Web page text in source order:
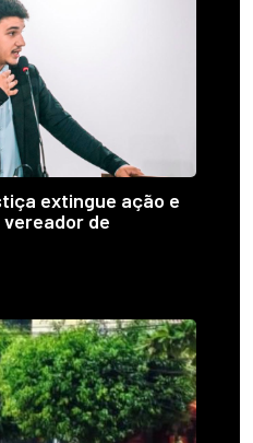
extingue ação e
de